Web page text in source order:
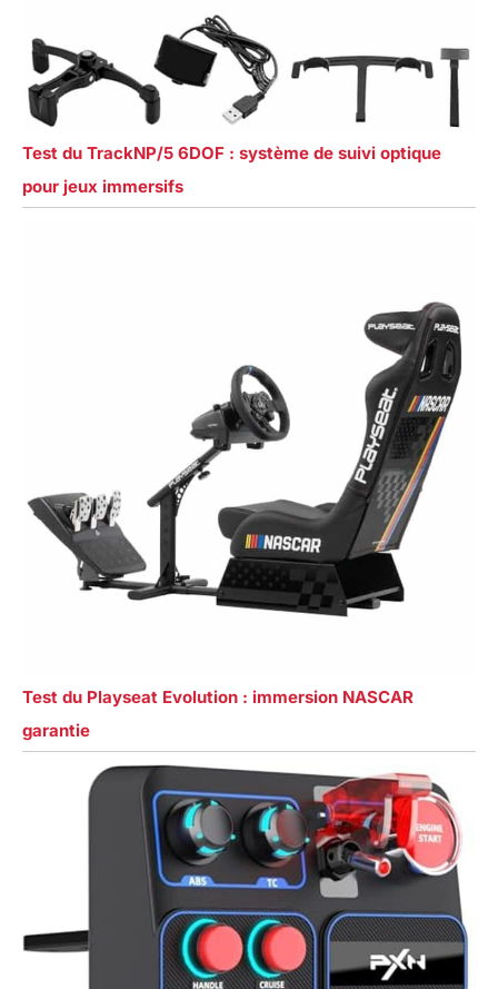
Test du TrackNP/5 6DOF : système de suivi optique
pour jeux immersifs
Test du Playseat Evolution : immersion NASCAR
garantie